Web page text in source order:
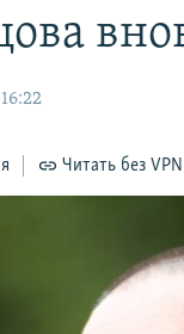
Читать без VPN